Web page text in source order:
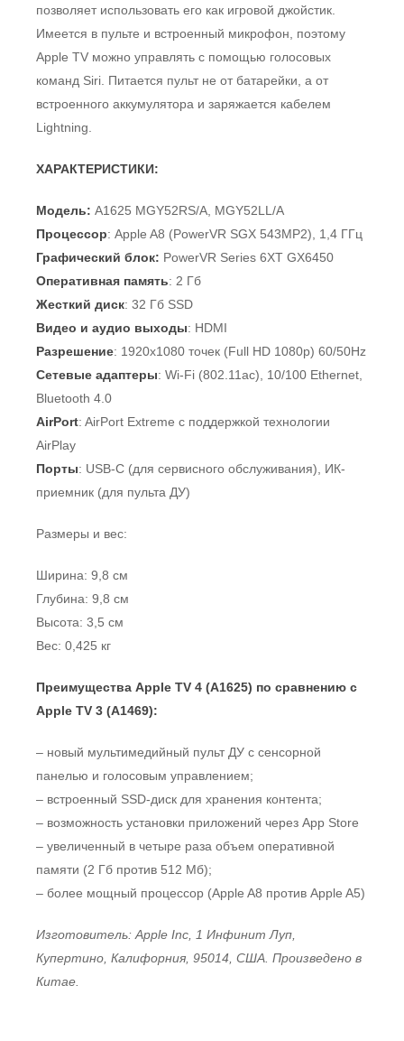
позволяет использовать его как игровой джойстик.
Имеется в пульте и встроенный микрофон, поэтому
Apple TV можно управлять с помощью голосовых
команд Siri. Питается пульт не от батарейки, а от
встроенного аккумулятора и заряжается кабелем
Lightning.
ХАРАКТЕРИСТИКИ:
Модель: A1625 MGY52RS/A, MGY52LL/A
Процессор: Apple A8 (PowerVR SGX 543MP2), 1,4 ГГц
Графический блок: PowerVR Series 6XT GX6450
Оперативная память: 2 Гб
Жесткий диск: 32 Гб SSD
Видео и аудио выходы: HDMI
Разрешение: 1920х1080 точек (Full HD 1080p) 60/50Hz
Сетевые адаптеры: Wi-Fi (802.11ac), 10/100 Ethernet,
Bluetooth 4.0
AirPort: AirPort Extreme с поддержкой технологии
AirPlay
Порты: USB-C (для сервисного обслуживания), ИК-
приемник (для пульта ДУ)
Размеры и вес:
Ширина: 9,8 см
Глубина: 9,8 см
Высота: 3,5 см
Вес: 0,425 кг
Преимущества Apple TV 4 (А1625) по сравнению с
Apple TV 3 (А1469):
– новый мультимедийный пульт ДУ с сенсорной
панелью и голосовым управлением;
– встроенный SSD-диск для хранения контента;
– возможность установки приложений через App Store
– увеличенный в четыре раза объем оперативной
памяти (2 Гб против 512 Мб);
– более мощный процессор (Apple A8 против Apple A5)
Изготовитель: Apple Inc, 1 Инфинит Луп,
Купертино, Калифорния, 95014, США. Произведено в
Китае.